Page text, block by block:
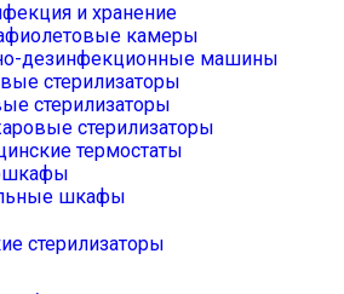
и хранение
камеры
дезинфекционные машины
стерилизаторы
стерилизаторы
стерилизаторы
термостаты
шкафы
стерилизаторы